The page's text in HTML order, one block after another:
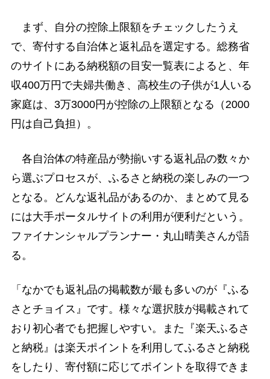
まず、自分の控除上限額をチェックしたうえ
で、寄付する自治体と返礼品を選定する。総務省
のサイトにある納税額の目安一覧表によると、年
収400万円で夫婦共働き、高校生の子供が1人いる
家庭は、3万3000円が控除の上限額となる（2000
円は自己負担）。
各自治体の特産品が勢揃いする返礼品の数々か
ら選ぶプロセスが、ふるさと納税の楽しみの一つ
となる。どんな返礼品があるのか、まとめて見る
には大手ポータルサイトの利用が便利だという。
ファイナンシャルプランナー・丸山晴美さんが語
る。
「なかでも返礼品の掲載数が最も多いのが『ふる
さとチョイス』です。様々な選択肢が掲載されて
おり初心者でも把握しやすい。また『楽天ふるさ
と納税』は楽天ポイントを利用してふるさと納税
をしたり、寄付額に応じてポイントを取得できま